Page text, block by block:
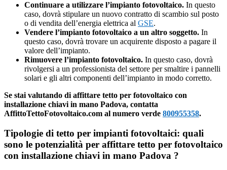
Continuare a utilizzare l’impianto fotovoltaico. In questo
caso, dovrà stipulare un nuovo contratto di scambio sul posto
o di vendita dell’energia elettrica al GSE.
Vendere l’impianto fotovoltaico a un altro soggetto. In
questo caso, dovrà trovare un acquirente disposto a pagare il
valore dell’impianto.
Rimuovere l’impianto fotovoltaico. In questo caso, dovrà
rivolgersi a un professionista del settore per smaltire i pannelli
solari e gli altri componenti dell’impianto in modo corretto.
Se stai valutando di affittare tetto per fotovoltaico con
installazione chiavi in mano Padova, contatta
AffittoTettoFotovoltaico.com al numero verde 800955358.
Tipologie di tetto per impianti fotovoltaici: quali
sono le potenzialità per affittare tetto per fotovoltaico
con installazione chiavi in mano Padova ?